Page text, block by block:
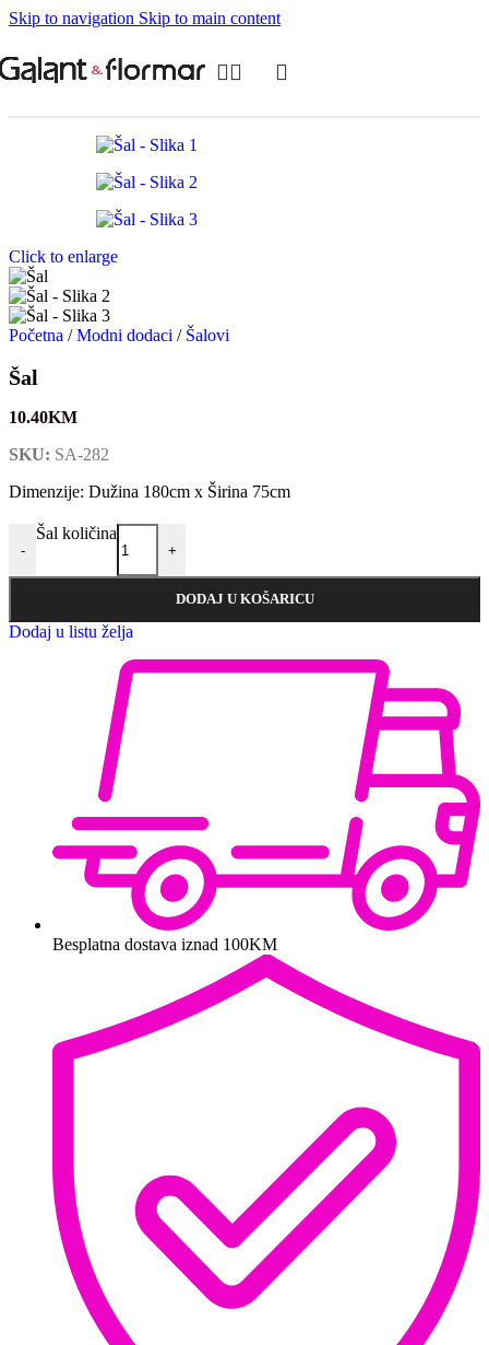
Skip to navigation Skip to main content
Click to enlarge
Početna / Modni dodaci / Šalovi
Šal
10.40KM
SKU: SA-282
Dimenzije: Dužina 180cm x Širina 75cm
-
Šal količina
+
DODAJ U KOŠARICU
Dodaj u listu želja
Besplatna dostava iznad 100KM